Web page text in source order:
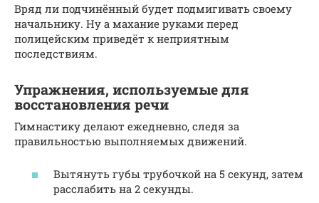
Вряд ли подчинённый будет подмигивать своему
начальнику. Ну а махание руками перед
полицейским приведёт к неприятным
последствиям.
Упражнения, используемые для
восстановления речи
Гимнастику делают ежедневно, следя за
правильностью выполняемых движений.
Вытянуть губы трубочкой на 5 секунд, затем
расслабить на 2 секунды.